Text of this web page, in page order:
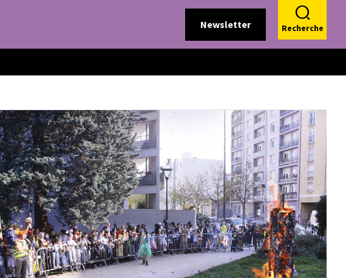
Newsletter Recherche